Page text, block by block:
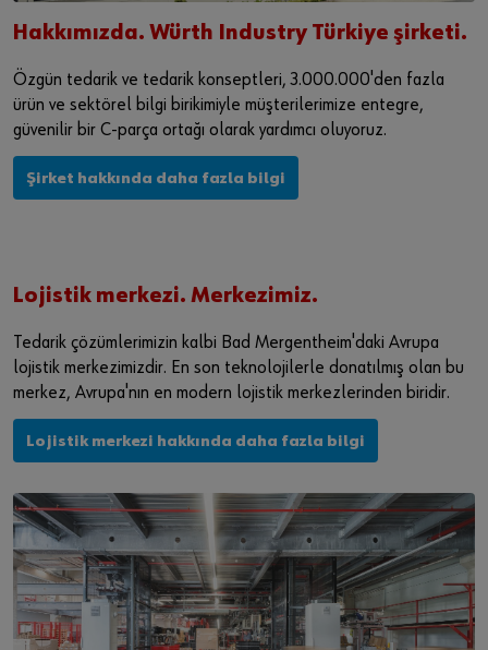
Hakkımızda. Würth Industry Türkiye şirketi.
Özgün tedarik ve tedarik konseptleri, 3.000.000'den fazla
ürün ve sektörel bilgi birikimiyle müşterilerimize entegre,
güvenilir bir C-parça ortağı olarak yardımcı oluyoruz.
Şirket hakkında daha fazla bilgi
Lojistik merkezi. Merkezimiz.
Tedarik çözümlerimizin kalbi Bad Mergentheim'daki Avrupa
lojistik merkezimizdir. En son teknolojilerle donatılmış olan bu
merkez, Avrupa'nın en modern lojistik merkezlerinden biridir.
Lojistik merkezi hakkında daha fazla bilgi